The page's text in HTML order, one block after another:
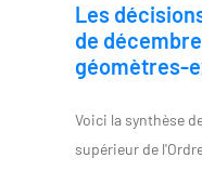
Les
de
géomètres-
Voici la synthèse
supérieur de